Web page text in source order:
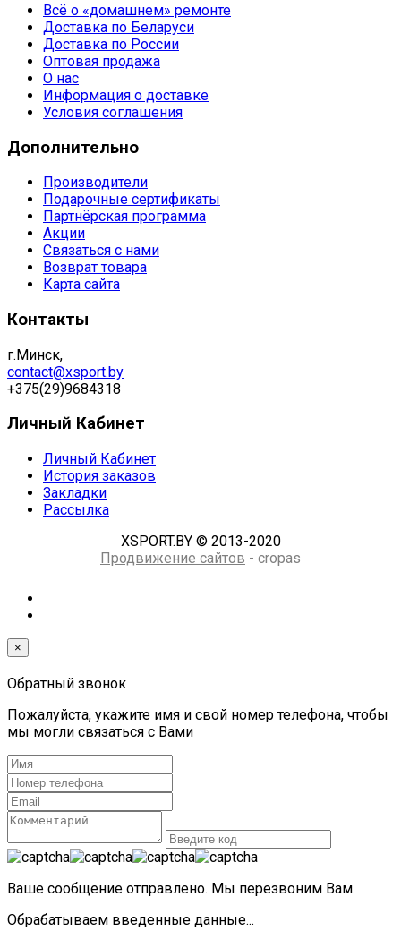
Всё о «домашнем» ремонте
Доставка по Беларуси
Доставка по России
Оптовая продажа
О нас
Информация о доставке
Условия соглашения
Дополнительно
Производители
Подарочные сертификаты
Партнёрская программа
Акции
Связаться с нами
Возврат товара
Карта сайта
Контакты
г.Минск,
contact@xsport.by
+375(29)9684318
Личный Кабинет
Личный Кабинет
История заказов
Закладки
Рассылка
XSPORT.BY © 2013-2020
Продвижение сайтов - cropas
×
Обратный звонок
Пожалуйста, укажите имя и свой номер телефона, чтобы
мы могли связаться с Вами
Ваше сообщение отправлено. Мы перезвоним Вам.
Обрабатываем введенные данные...